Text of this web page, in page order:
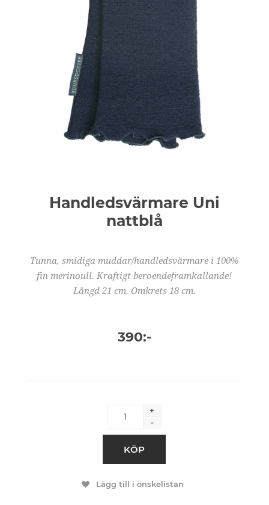
Handledsvärmare Uni
nattblå
Tunna, smidiga muddar/handledsvärmare i 100%
fin merinoull. Kraftigt beroendeframkallande!
Längd 21 cm. Omkrets 18 cm.
390:-
+
-
KÖP
Lägg till i önskelistan